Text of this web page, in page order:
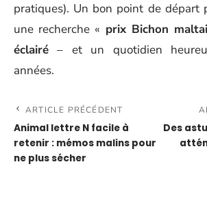
pratiques). Un bon point de départ
une recherche « prix Bichon
éclairé – et un quotidien
années.
ARTICLE PRÉCÉDENT
Animal lettre N facile à
retenir : mémos malins pour
ne plus sécher
Des